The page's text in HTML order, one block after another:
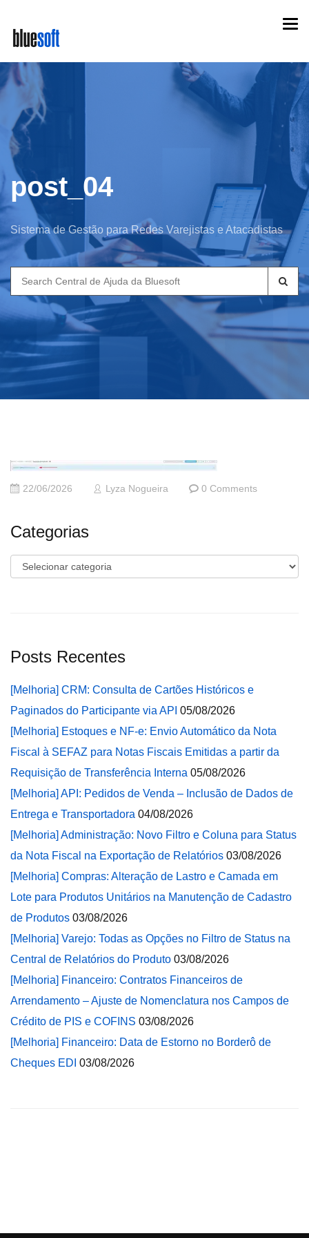
main
content
post_04
Sistema de Gestão para Redes Varejistas e Atacadistas
Search
for:
22/06/2026 Lyza Nogueira 0 Comments
Categorias
Categorias
Posts Recentes
[Melhoria] CRM: Consulta de Cartões Históricos e
Paginados do Participante via API 05/08/2026
[Melhoria] Estoques e NF-e: Envio Automático da Nota
Fiscal à SEFAZ para Notas Fiscais Emitidas a partir da
Requisição de Transferência Interna 05/08/2026
[Melhoria] API: Pedidos de Venda – Inclusão de Dados de
Entrega e Transportadora 04/08/2026
[Melhoria] Administração: Novo Filtro e Coluna para Status
da Nota Fiscal na Exportação de Relatórios 03/08/2026
[Melhoria] Compras: Alteração de Lastro e Camada em
Lote para Produtos Unitários na Manutenção de Cadastro
de Produtos 03/08/2026
[Melhoria] Varejo: Todas as Opções no Filtro de Status na
Central de Relatórios do Produto 03/08/2026
[Melhoria] Financeiro: Contratos Financeiros de
Arrendamento – Ajuste de Nomenclatura nos Campos de
Crédito de PIS e COFINS 03/08/2026
[Melhoria] Financeiro: Data de Estorno no Borderô de
Cheques EDI 03/08/2026